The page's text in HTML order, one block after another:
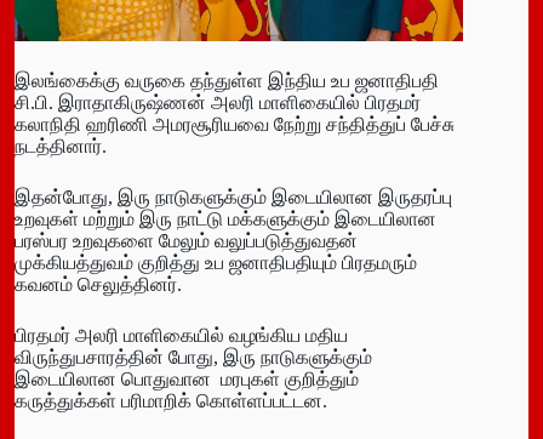
இலங்கைக்கு வருகை தந்துள்ள இந்திய உப ஜனாதிபதி
சி.பி. இராதாகிருஷ்ணன் அலரி மாளிகையில் பிரதமர்
கலாநிதி ஹரிணி அமரசூரியவை நேற்று சந்தித்துப் பேச்சு
நடத்தினார்.
இதன்போது, இரு நாடுகளுக்கும் இடையிலான இருதரப்பு
உறவுகள் மற்றும் இரு நாட்டு மக்களுக்கும் இடையிலான
பரஸ்பர உறவுகளை மேலும் வலுப்படுத்துவதன்
முக்கியத்துவம் குறித்து உப ஜனாதிபதியும் பிரதமரும்
கவனம் செலுத்தினர்.
பிரதமர் அலரி மாளிகையில் வழங்கிய மதிய
விருந்துபசாரத்தின் போது, இரு நாடுகளுக்கும்
இடையிலான பொதுவான மரபுகள் குறித்தும்
கருத்துக்கள் பரிமாறிக் கொள்ளப்பட்டன.